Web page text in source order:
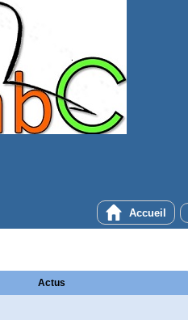
Accueil
Actus